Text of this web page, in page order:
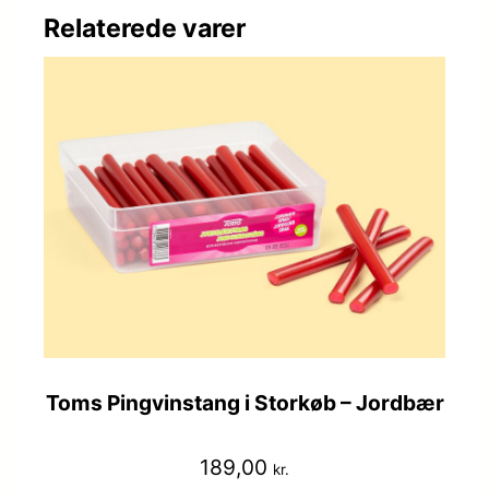
Relaterede varer
Toms Pingvinstang i Storkøb – Jordbær
189,00 kr.